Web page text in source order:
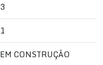
3
1
EM CONSTRUÇÃO